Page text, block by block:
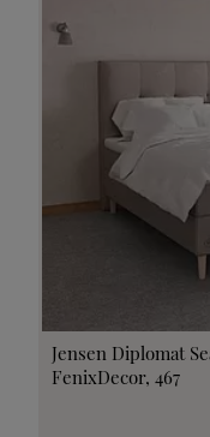
Jensen Diplomat
FenixDecor, 467